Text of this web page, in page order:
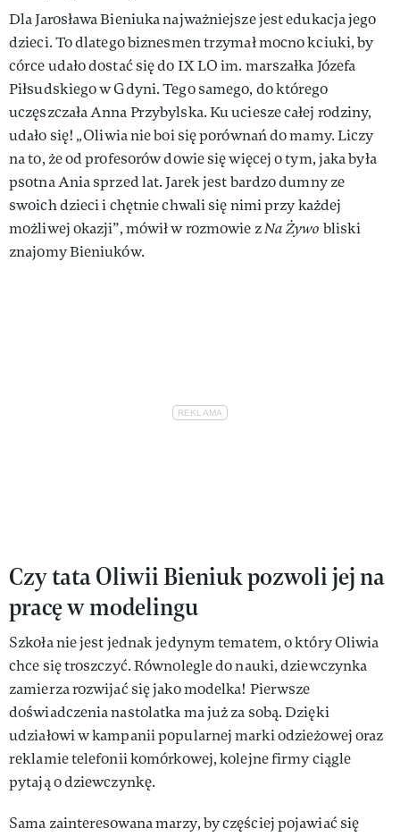
Dla Jarosława Bieniuka najważniejsze jest edukacja jego
dzieci. To dlatego biznesmen trzymał mocno kciuki, by
córce udało dostać się do IX LO im. marszałka Józefa
Piłsudskiego w Gdyni. Tego samego, do którego
uczęszczała Anna Przybylska. Ku uciesze całej rodziny,
udało się!„Oliwia nie boi się porównań do mamy. Liczy
na to, że od profesorów dowie się więcej o tym, jaka była
psotna Ania sprzed lat. Jarek jest bardzo dumny ze
swoich dzieci i chętnie chwali się nimi przy każdej
możliwej okazji”, mówił w rozmowie zNa Żywo bliski
znajomy Bieniuków.
Czy tata Oliwii Bieniuk pozwoli jej na
pracę w modelingu
Szkoła nie jest jednak jedynym tematem, o który Oliwia
chce się troszczyć. Równolegle do nauki, dziewczynka
zamierza rozwijać się jako modelka! Pierwsze
doświadczenia nastolatka ma już za sobą. Dzięki
udziałowi w kampanii popularnej marki odzieżowej oraz
reklamie telefonii komórkowej, kolejne firmy ciągle
pytają o dziewczynkę.
Sama zainteresowana marzy, by częściej pojawiać się